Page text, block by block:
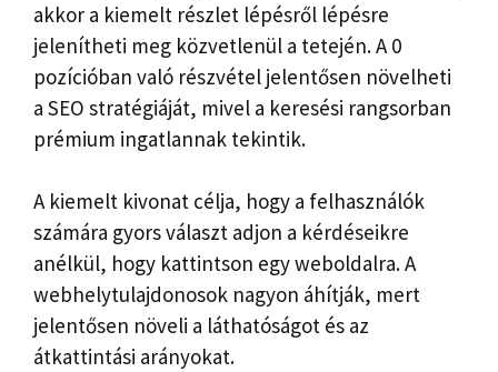
akkor a kiemelt részlet lépésről lépésre
jelenítheti meg közvetlenül a tetején. A 0
pozícióban való részvétel jelentősen növelheti
a SEO stratégiáját, mivel a keresési rangsorban
prémium ingatlannak tekintik.
A kiemelt kivonat célja, hogy a felhasználók
számára gyors választ adjon a kérdéseikre
anélkül, hogy kattintson egy weboldalra. A
webhelytulajdonosok nagyon áhítják, mert
jelentősen növeli a láthatóságot és az
átkattintási arányokat.